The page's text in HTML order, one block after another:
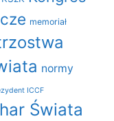
memoriał
normy
ICCF
Świata